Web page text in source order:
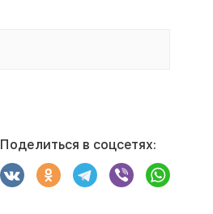
Поделиться в соцсетях: